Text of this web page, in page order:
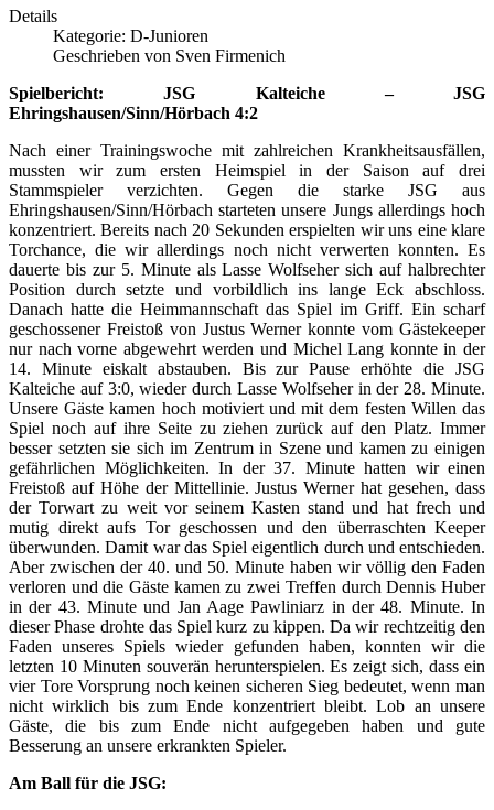
Details
Kategorie: D-Junioren
Geschrieben von Sven Firmenich
Spielbericht: JSG Kalteiche – JSG
Ehringshausen/Sinn/Hörbach 4:2
Nach einer Trainingswoche mit zahlreichen Krankheitsausfällen,
mussten wir zum ersten Heimspiel in der Saison auf drei
Stammspieler verzichten. Gegen die starke JSG aus
Ehringshausen/Sinn/Hörbach starteten unsere Jungs allerdings hoch
konzentriert. Bereits nach 20 Sekunden erspielten wir uns eine klare
Torchance, die wir allerdings noch nicht verwerten konnten. Es
dauerte bis zur 5. Minute als Lasse Wolfseher sich auf halbrechter
Position durch setzte und vorbildlich ins lange Eck abschloss.
Danach hatte die Heimmannschaft das Spiel im Griff. Ein scharf
geschossener Freistoß von Justus Werner konnte vom Gästekeeper
nur nach vorne abgewehrt werden und Michel Lang konnte in der
14. Minute eiskalt abstauben. Bis zur Pause erhöhte die JSG
Kalteiche auf 3:0, wieder durch Lasse Wolfseher in der 28. Minute.
Unsere Gäste kamen hoch motiviert und mit dem festen Willen das
Spiel noch auf ihre Seite zu ziehen zurück auf den Platz. Immer
besser setzten sie sich im Zentrum in Szene und kamen zu einigen
gefährlichen Möglichkeiten. In der 37. Minute hatten wir einen
Freistoß auf Höhe der Mittellinie. Justus Werner hat gesehen, dass
der Torwart zu weit vor seinem Kasten stand und hat frech und
mutig direkt aufs Tor geschossen und den überraschten Keeper
überwunden. Damit war das Spiel eigentlich durch und entschieden.
Aber zwischen der 40. und 50. Minute haben wir völlig den Faden
verloren und die Gäste kamen zu zwei Treffen durch Dennis Huber
in der 43. Minute und Jan Aage Pawliniarz in der 48. Minute. In
dieser Phase drohte das Spiel kurz zu kippen. Da wir rechtzeitig den
Faden unseres Spiels wieder gefunden haben, konnten wir die
letzten 10 Minuten souverän herunterspielen. Es zeigt sich, dass ein
vier Tore Vorsprung noch keinen sicheren Sieg bedeutet, wenn man
nicht wirklich bis zum Ende konzentriert bleibt. Lob an unsere
Gäste, die bis zum Ende nicht aufgegeben haben und gute
Besserung an unsere erkrankten Spieler.
Am Ball für die JSG: